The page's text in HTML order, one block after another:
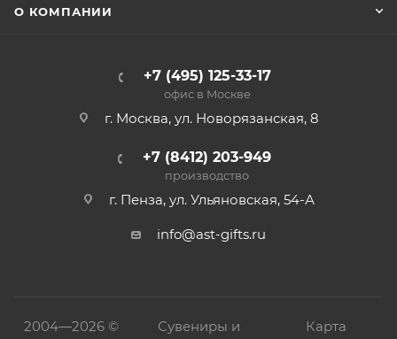
О КОМПАНИИ
+7 (495) 125-33-17
офис в Москве
г. Москва, ул. Новорязанская, 8
+7 (8412) 203-949
производство
г. Пенза, ул. Ульяновская, 54-А
info@ast-gifts.ru
2004—2026 © Сувениры и Карта